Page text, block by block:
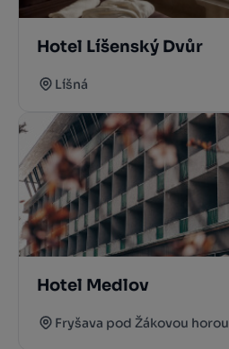
Hotel Líšenský Dvůr
Líšná
Hotel Medlov
Fryšava pod Žákovou horou